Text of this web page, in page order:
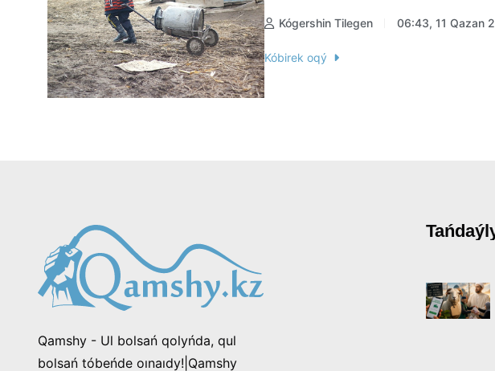
Kógershin Tilegen 06:43, 11 Qazan
Kóbirek oqý
Qamshy - Ul bolsań qolyńda, qul
bolsań tóbeńde oınaıdy!|Qamshy